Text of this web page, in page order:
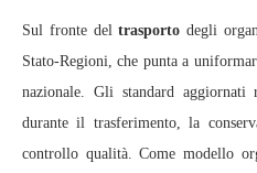
Sul fronte deltrasporto degli
Stato-Regioni, che punta a
nazionale. Gli standard aggiornati
durante il trasferimento, la
controllo qualità. Come modello